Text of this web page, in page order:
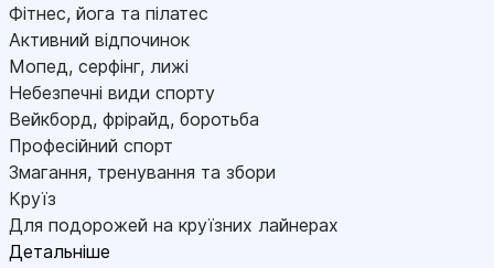
Фітнес, йога та пілатес
Активний відпочинок
Мопед, серфінг, лижі
Небезпечні види спорту
Вейкборд, фрірайд, боротьба
Професійний спорт
Змагання, тренування та збори
Круїз
Для подорожей на круїзних лайнерах
Детальніше